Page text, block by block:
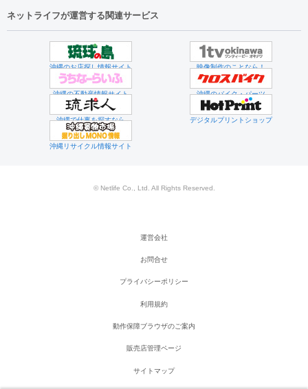
ネットライフが運営する関連サービス
沖縄のお店探し情報サイト 映像制作のことなら！
沖縄の不動産情報サイト 沖縄のバイク・パーツ
沖縄で仕事を探すなら デジタルプリントショップ
沖縄リサイクル情報サイト
© Netlife Co., Ltd. All Rights Reserved.
運営会社
お問合せ
プライバシーポリシー
利用規約
動作保障ブラウザのご案内
販売店管理ページ
サイトマップ